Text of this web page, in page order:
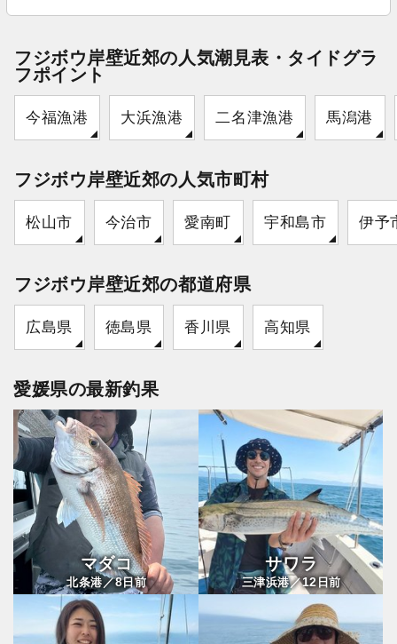
フジボウ岸壁近郊の人気潮見表・タイドグラ
フポイント
今福漁港 大浜漁港 二名津漁港 馬潟港
フジボウ岸壁近郊の人気市町村
松山市 今治市 愛南町 宇和島市 伊予
フジボウ岸壁近郊の都道府県
広島県 徳島県 香川県 高知県
愛媛県の最新釣果
マダコ
北条港／8日前
サワラ
三津浜港／12 日前